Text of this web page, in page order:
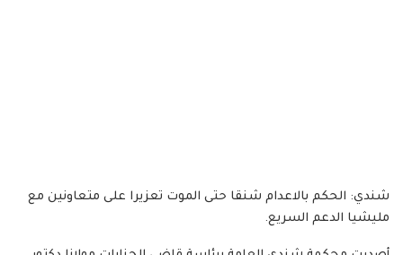
شندي: الحكم بالاعدام شنقا حتى الموت تعزيرا على متعاونين مع
مليشيا الدعم السريع.